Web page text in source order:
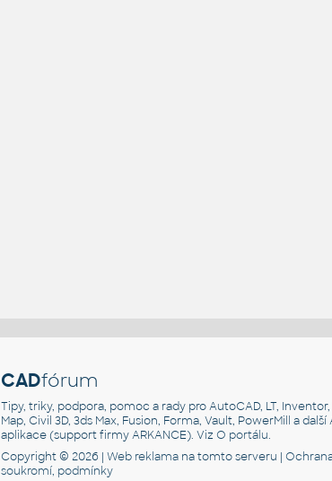
CADfórum
Tipy, triky, podpora, pomoc a rady pro AutoCAD, LT, Inventor,
Map, Civil 3D, 3ds Max, Fusion, Forma, Vault, PowerMill a
aplikace (support firmy ARKANCE). VizO portálu.
Copyright © 2026 |Web reklama na tomto serveru |
soukromí, podmínky